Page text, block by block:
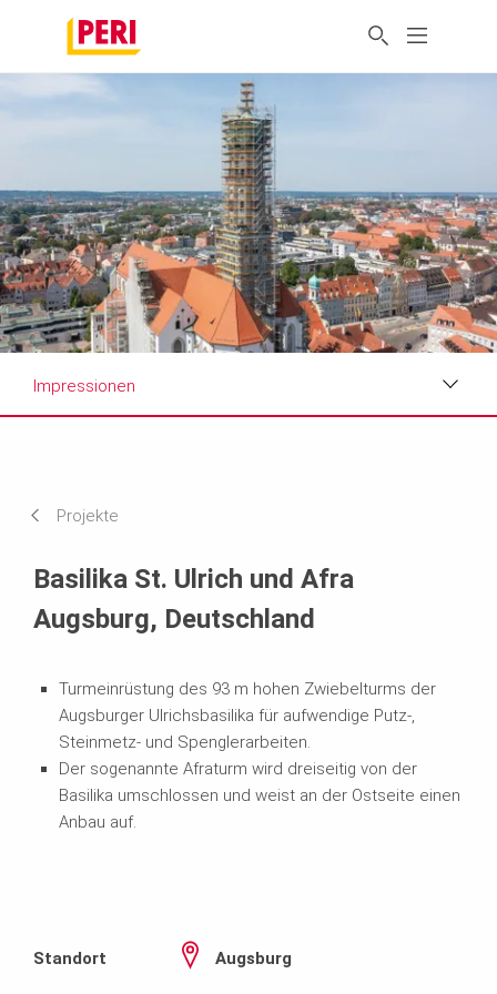
Impressionen
Projekte
Basilika St. Ulrich und Afra
Augsburg, Deutschland
Turmeinrüstung des 93 m hohen Zwiebelturms der
Augsburger Ulrichsbasilika für aufwendige Putz-,
Steinmetz- und Spenglerarbeiten.
Der sogenannte Afraturm wird dreiseitig von der
Basilika umschlossen und weist an der Ostseite einen
Anbau auf.
Standort Augsburg